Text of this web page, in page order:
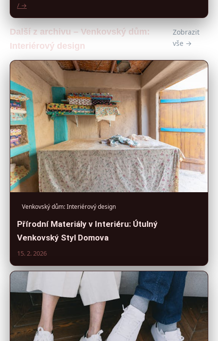
/ →
Další z archivu – Venkovský dům:
Interiérový design
Zobrazit
vše →
Venkovský dům: Interiérový design
Přírodní Materiály v Interiéru: Útulný
Venkovský Styl Domova
15. 2. 2026